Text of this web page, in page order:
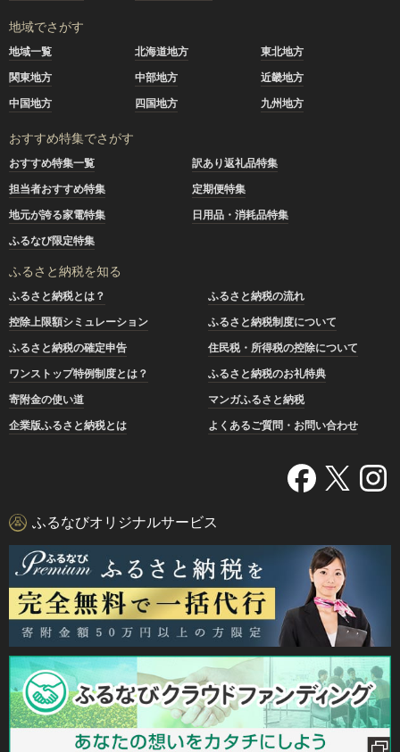
地域でさがす
地域一覧 北海道地方
東北地方
関東地方
中部地方
近畿地方
中国地方
四国地方 九州地方
おすすめ特集でさがす
おすすめ特集一覧
訳あり返礼品特集
担当者おすすめ特集
定期便特集
地元が誇る家電特集
日用品・消耗品特集
ふるなび限定特集
ふるさと納税を知る
ふるさと納税とは？
ふるさと納税の流れ
控除上限額シミュレーション
ふるさと納税制度について
ふるさと納税の確定申告
住民税・所得税の控除について
ワンストップ特例制度とは？
ふるさと納税のお礼特典
寄附金の使い道
マンガふるさと納税
企業版ふるさと納税とは
よくあるご質問・お問い合わせ
ふるなびオリジナルサービス